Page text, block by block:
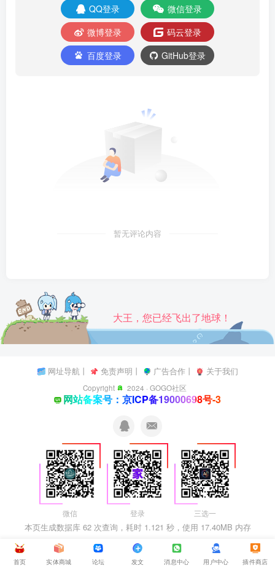
QQ登录
微信登录
微博登录
码云登录
百度登录
GitHub登录
暂无评论内容
大王，您已经飞出了地球！
网址导航 丨 免责声明 丨 广告合作丨 关于我们
Copyright 2024 ·GOGO社区
网站备案号：京ICP备19000698号-3
微信 登录 三选一
本页生成数据库 62 次查询，耗时 1.121 秒，使用 17.40MB 内存
首页 实体商城 论坛 发文 消息中心 用户中心 插件商店